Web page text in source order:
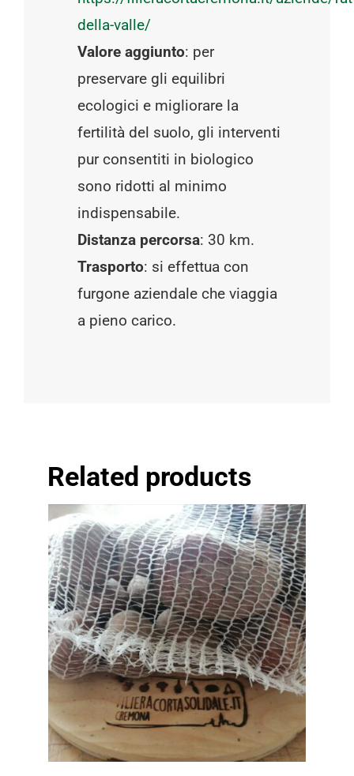
della-valle/
Valore aggiunto: per
preservare gli equilibri
ecologici e migliorare la
fertilità del suolo, gli interventi
pur consentiti in biologico
sono ridotti al minimo
indispensabile.
Distanza percorsa: 30 km.
Trasporto: si effettua con
furgone aziendale che viaggia
a pieno carico.
Related products